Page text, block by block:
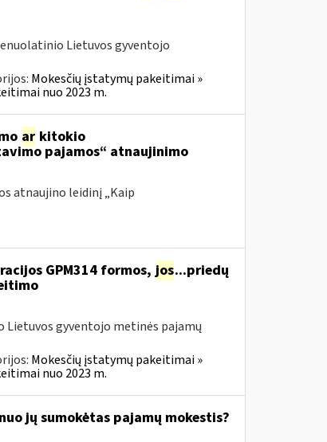
Lietuvos gyventojo
Mokesčių įstatymų pakeitimai »
nuo 2023 m.
arkitokio
pajamos“ atnaujinimo
atnaujino leidinį „Kaip
GPM314 formos, jos...priedų
Lietuvos gyventojo metinės pajamų
Mokesčių įstatymų pakeitimai »
nuo 2023 m.
jų sumokėtas pajamų mokestis?